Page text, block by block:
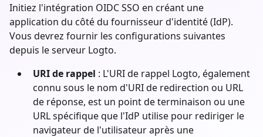
Initiez l'intégration OIDC SSO en créant une
application du côté du fournisseur d'identité (IdP).
Vous devrez fournir les configurations suivantes
depuis le serveur Logto.
URI de rappel : L'URI de rappel Logto, également
connu sous le nom d'URI de redirection ou URL
de réponse, est un point de terminaison ou une
URL spécifique que l'IdP utilise pour rediriger le
navigateur de l'utilisateur après une